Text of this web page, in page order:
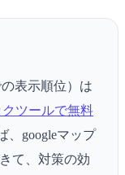
表示順位）は
ツールで無料
、googleマップ
て、対策の効